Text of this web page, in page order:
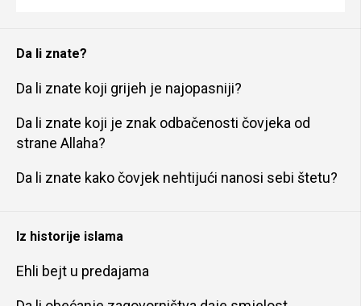
Da li znate?
Da li znate koji grijeh je najopasniji?
Da li znate koji je znak odbačenosti čovjeka od
strane Allaha?
Da li znate kako čovjek nehtijući nanosi sebi štetu?
Iz historije islama
Ehli bejt u predajama